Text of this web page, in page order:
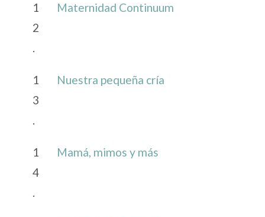
1
2
.
Maternidad Continuum
1
3
.
Nuestra pequeña cría
1
4
.
Mamá, mimos y más